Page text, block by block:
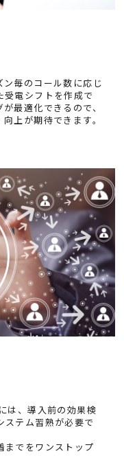
毎のコール数に応じ
電シフトを作成で
最適化できるので、
上が期待できます。
は、導入前の効果検
ステム習熟が必要で
までをワンストップ